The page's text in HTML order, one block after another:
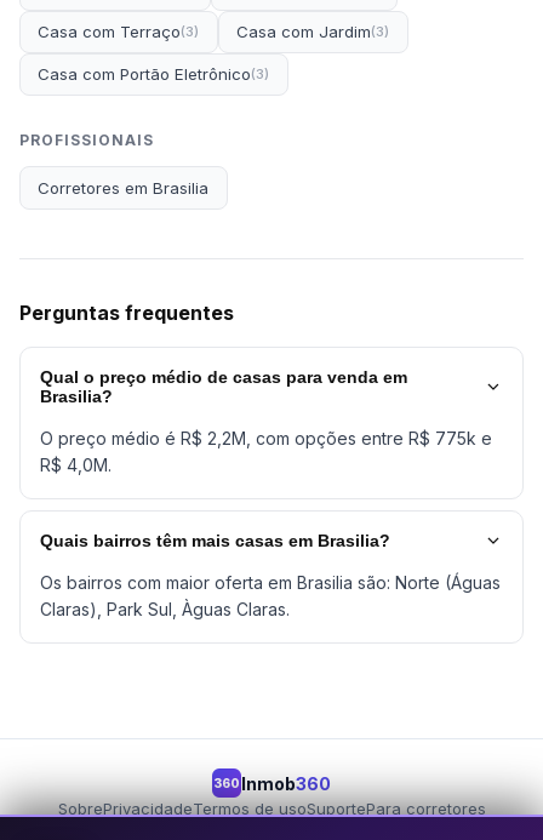
Casa com Terraço(3) Casa com Jardim(3)
Casa com Portão Eletrônico(3)
PROFISSIONAIS
Corretores em Brasilia
Perguntas frequentes
Qual o preço médio de casas para venda em
Brasilia?
O preço médio é R$ 2,2M, com opções entre R$ 775k e
R$ 4,0M.
Quais bairros têm mais casas em Brasilia?
Os bairros com maior oferta em Brasilia são: Norte (Águas
Claras), Park Sul, Àguas Claras.
360 Inmob360
SobrePrivacidadeTermos de usoSuportePara corretores